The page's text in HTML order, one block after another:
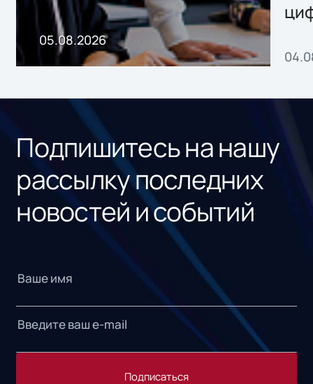
05.08.2026
Подпишитесь на нашу
рассылку последних
новостей и событий
Подписаться